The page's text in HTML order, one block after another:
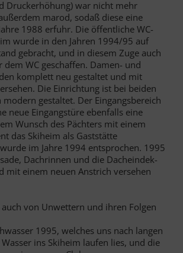
Druckerhöhung) war nicht mehr
marod, sodaß diese eine
1988 erfuhr. Die öffentliche WC-
wurde in den Jahren 1994/95 auf
gebracht, und in diesem Zuge auch
WC geschaffen. Damen- und
komplett neu gestaltet und mit
Die Einrichtung ist bei beiden
modern gestaltet. Der Eingangsbereich
neue Eingangstüre ebenfalls eine
Wunsch des Pächters mit einem
das Skiheim als Gaststätte
im Jahre 1994 entsprochen. 1995
Dachrinnen und die Dacheindek-
mit einem neuen Anstrich versehen
von Unwettern und ihren Folgen
1995, welches uns nach langen
Wasser ins Skiheim laufen lies, und die